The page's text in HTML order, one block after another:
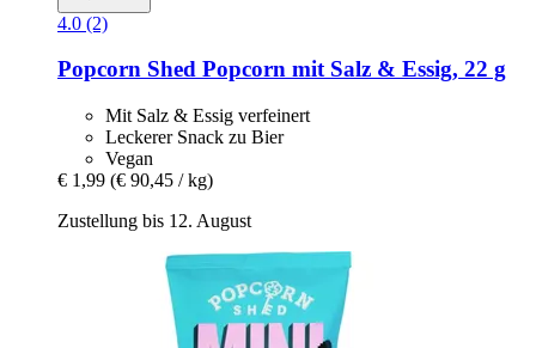
4.0 (2)
Popcorn Shed Popcorn mit Salz & Essig, 22 g
Mit Salz & Essig verfeinert
Leckerer Snack zu Bier
Vegan
€ 1,99 (€ 90,45 / kg)
Zustellung bis 12. August